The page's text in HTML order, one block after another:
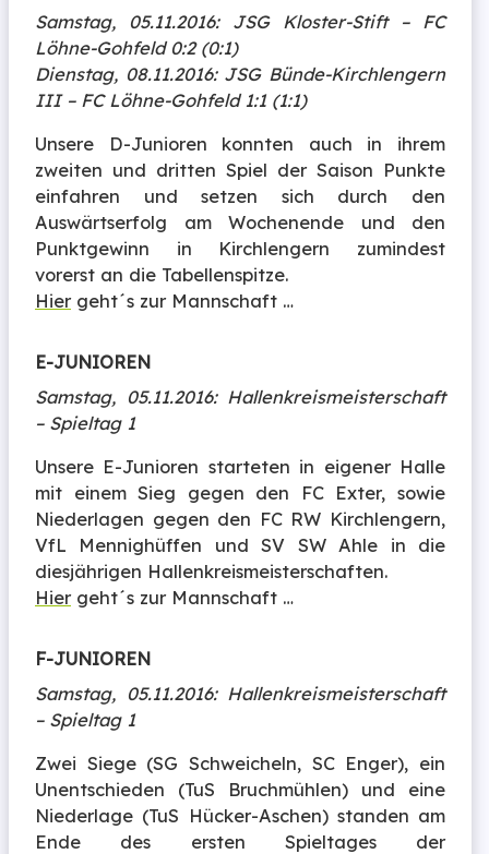
Samstag, 05.11.2016: JSG Kloster-Stift – FC
Löhne-Gohfeld 0:2 (0:1)
Dienstag, 08.11.2016: JSG Bünde-Kirchlengern
III – FC Löhne-Gohfeld 1:1 (1:1)
Unsere D-Junioren konnten auch in ihrem
zweiten und dritten Spiel der Saison Punkte
einfahren und setzen sich durch den
Auswärtserfolg am Wochenende und den
Punktgewinn in Kirchlengern zumindest
vorerst an die Tabellenspitze.
Hiergeht´s zur Mannschaft …
E-JUNIOREN
Samstag, 05.11.2016: Hallenkreismeisterschaft
– Spieltag 1
Unsere E-Junioren starteten in eigener Halle
mit einem Sieg gegen den FC Exter, sowie
Niederlagen gegen den FC RW Kirchlengern,
VfL Mennighüffen und SV SW Ahle in die
diesjährigen Hallenkreismeisterschaften.
Hiergeht´s zur Mannschaft …
F-JUNIOREN
Samstag, 05.11.2016: Hallenkreismeisterschaft
– Spieltag 1
Zwei Siege (SG Schweicheln, SC Enger), ein
Unentschieden (TuS Bruchmühlen) und eine
Niederlage (TuS Hücker-Aschen) standen am
Ende des ersten Spieltages der